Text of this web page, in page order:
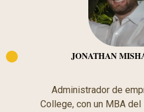
JONATHAN
Administrador de
College, con un MBA